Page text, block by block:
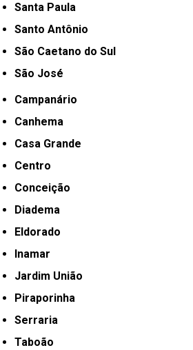
Santa Paula
Santo Antônio
São Caetano do Sul
São José
Campanário
Canhema
Casa Grande
Centro
Conceição
Diadema
Eldorado
Inamar
Jardim União
Piraporinha
Serraria
Taboão